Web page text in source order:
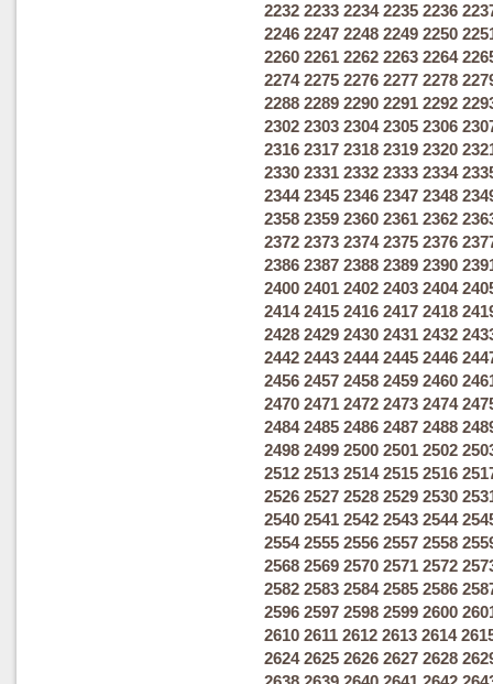
2232 2233 2234 2235 2236
2246 2247 2248 2249 2250
2260 2261 2262 2263 2264
2274 2275 2276 2277 2278
2288 2289 2290 2291 2292
2302 2303 2304 2305 2306
2316 2317 2318 2319 2320
2330 2331 2332 2333 2334
2344 2345 2346 2347 2348
2358 2359 2360 2361 2362
2372 2373 2374 2375 2376
2386 2387 2388 2389 2390
2400 2401 2402 2403 2404
2414 2415 2416 2417 2418
2428 2429 2430 2431 2432
2442 2443 2444 2445 2446
2456 2457 2458 2459 2460
2470 2471 2472 2473 2474
2484 2485 2486 2487 2488
2498 2499 2500 2501 2502
2512 2513 2514 2515 2516
2526 2527 2528 2529 2530
2540 2541 2542 2543 2544
2554 2555 2556 2557 2558
2568 2569 2570 2571 2572
2582 2583 2584 2585 2586
2596 2597 2598 2599 2600
2610 2611 2612 2613 2614
2624 2625 2626 2627 2628